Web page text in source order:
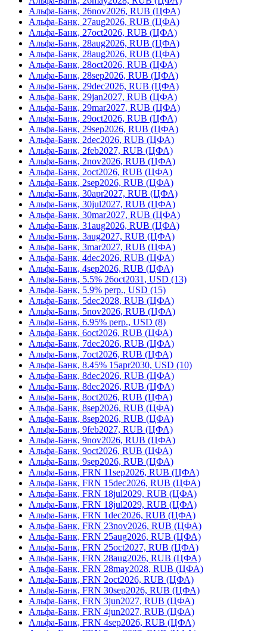
Альфа-Банк, 26nov2026, RUB (ЦФА)
Альфа-Банк, 27aug2026, RUB (ЦФА)
Альфа-Банк, 27oct2026, RUB (ЦФА)
Альфа-Банк, 28aug2026, RUB (ЦФА)
Альфа-Банк, 28aug2026, RUB (ЦФА)
Альфа-Банк, 28oct2026, RUB (ЦФА)
Альфа-Банк, 28sep2026, RUB (ЦФА)
Альфа-Банк, 29dec2026, RUB (ЦФА)
Альфа-Банк, 29jan2027, RUB (ЦФА)
Альфа-Банк, 29mar2027, RUB (ЦФА)
Альфа-Банк, 29oct2026, RUB (ЦФА)
Альфа-Банк, 29sep2026, RUB (ЦФА)
Альфа-Банк, 2dec2026, RUB (ЦФА)
Альфа-Банк, 2feb2027, RUB (ЦФА)
Альфа-Банк, 2nov2026, RUB (ЦФА)
Альфа-Банк, 2oct2026, RUB (ЦФА)
Альфа-Банк, 2sep2026, RUB (ЦФА)
Альфа-Банк, 30apr2027, RUB (ЦФА)
Альфа-Банк, 30jul2027, RUB (ЦФА)
Альфа-Банк, 30mar2027, RUB (ЦФА)
Альфа-Банк, 31aug2026, RUB (ЦФА)
Альфа-Банк, 3aug2027, RUB (ЦФА)
Альфа-Банк, 3mar2027, RUB (ЦФА)
Альфа-Банк, 4dec2026, RUB (ЦФА)
Альфа-Банк, 4sep2026, RUB (ЦФА)
Альфа-Банк, 5.5% 26oct2031, USD (13)
Альфа-Банк, 5.9% perp., USD (15)
Альфа-Банк, 5dec2028, RUB (ЦФА)
Альфа-Банк, 5nov2026, RUB (ЦФА)
Альфа-Банк, 6.95% perp., USD (8)
Альфа-Банк, 6oct2026, RUB (ЦФА)
Альфа-Банк, 7dec2026, RUB (ЦФА)
Альфа-Банк, 7oct2026, RUB (ЦФА)
Альфа-Банк, 8.45% 15apr2030, USD (10)
Альфа-Банк, 8dec2026, RUB (ЦФА)
Альфа-Банк, 8dec2026, RUB (ЦФА)
Альфа-Банк, 8oct2026, RUB (ЦФА)
Альфа-Банк, 8sep2026, RUB (ЦФА)
Альфа-Банк, 8sep2026, RUB (ЦФА)
Альфа-Банк, 9feb2027, RUB (ЦФА)
Альфа-Банк, 9nov2026, RUB (ЦФА)
Альфа-Банк, 9oct2026, RUB (ЦФА)
Альфа-Банк, 9sep2026, RUB (ЦФА)
Альфа-Банк, FRN 11sep2026, RUB (ЦФА)
Альфа-Банк, FRN 15dec2026, RUB (ЦФА)
Альфа-Банк, FRN 18jul2029, RUB (ЦФА)
Альфа-Банк, FRN 18jul2029, RUB (ЦФА)
Альфа-Банк, FRN 1dec2026, RUB (ЦФА)
Альфа-Банк, FRN 23nov2026, RUB (ЦФА)
Альфа-Банк, FRN 25aug2026, RUB (ЦФА)
Альфа-Банк, FRN 25oct2027, RUB (ЦФА)
Альфа-Банк, FRN 28aug2026, RUB (ЦФА)
Альфа-Банк, FRN 28may2028, RUB (ЦФА)
Альфа-Банк, FRN 2oct2026, RUB (ЦФА)
Альфа-Банк, FRN 30sep2026, RUB (ЦФА)
Альфа-Банк, FRN 3jun2027, RUB (ЦФА)
Альфа-Банк, FRN 4jun2027, RUB (ЦФА)
Альфа-Банк, FRN 4sep2026, RUB (ЦФА)